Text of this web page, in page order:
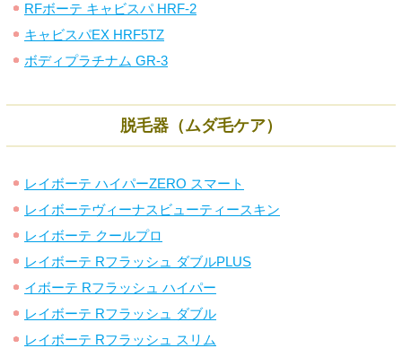
RFボーテ キャビスパ HRF-2
キャビスパEX HRF5TZ
ボディプラチナム GR-3
脱毛器（ムダ毛ケア）
レイボーテ ハイパーZERO スマート
レイボーテヴィーナスビューティースキン
レイボーテ クールプロ
レイボーテ Rフラッシュ ダブルPLUS
イボーテ Rフラッシュ ハイパー
レイボーテ Rフラッシュ ダブル
レイボーテ Rフラッシュ スリム